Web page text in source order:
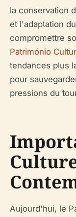
la conservation
et l'adaptation
compromettre
Património
tendances plus
pour
pressions du
Aujourd'hui, le